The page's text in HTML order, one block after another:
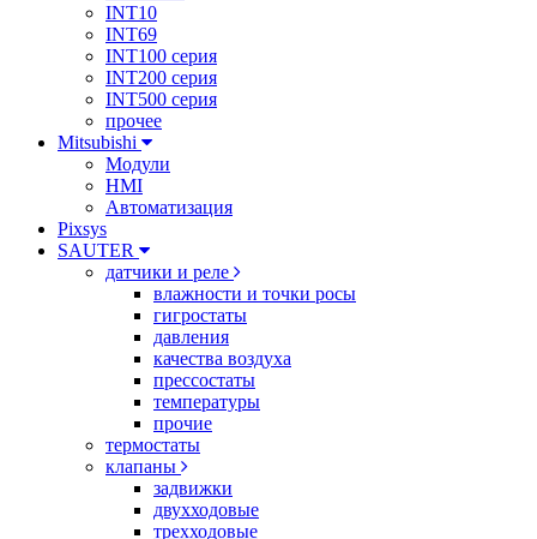
INT10
INT69
INT100 серия
INT200 серия
INT500 серия
прочее
Mitsubishi
Модули
HMI
Автоматизация
Pixsys
SAUTER
датчики и реле
влажности и точки росы
гигростаты
давления
качества воздуха
прессостаты
температуры
прочие
термостаты
клапаны
задвижки
двухходовые
трехходовые